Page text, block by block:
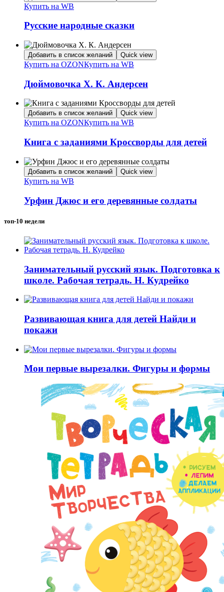
Купить на WB
Русские народные сказки
Добавить в список желаний Quick view
Купить на OZONКупить на WB
Дюймовочка Х. К. Андерсен
Добавить в список желаний Quick view
Купить на OZONКупить на WB
Книга с заданиями Кроссворды для детей
Добавить в список желаний Quick view
Купить на WB
Урфин Джюс и его деревянные солдаты
топ-10 недели
Занимательный русский язык. Подготовка к
школе. Рабочая тетрадь. Н. Кудрейко
Развивающая книга для детей Найди и
покажи
Мои первые вырезалки. Фигуры и формы